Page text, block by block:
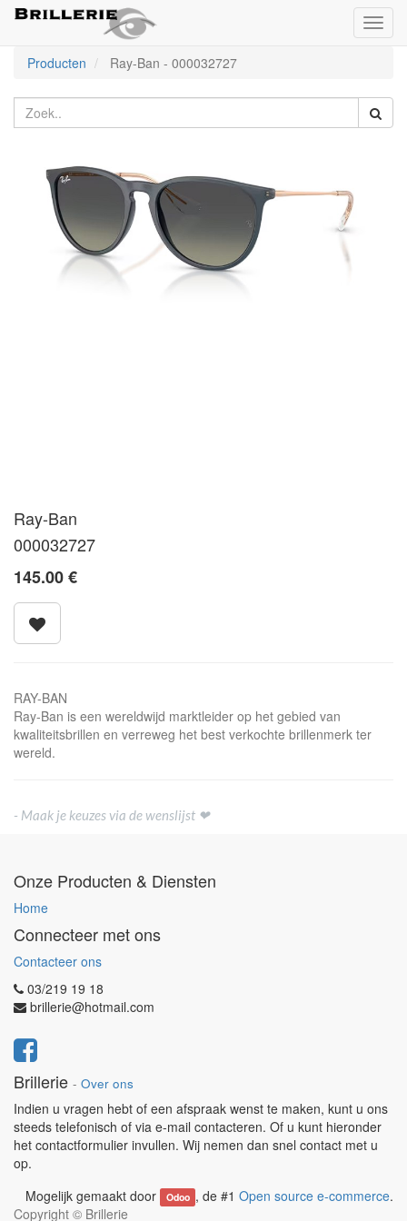
Producten
Ray-Ban - 000032727
Ray-Ban
000032727
145.00€
RAY-BAN
Ray-Ban is een wereldwijd marktleider op het gebied van
kwaliteitsbrillen en verreweg het best verkochte brillenmerk ter
wereld.
- Maak je keuzes via de wenslijst ❤
Onze Producten & Diensten
Home
Connecteer met ons
Contacteer ons
03/219 19 18
brillerie@hotmail.com
Brillerie - Over ons
Indien u vragen hebt of een afspraak wenst te maken, kunt u ons
steeds telefonisch of via e-mail contacteren. Of u kunt hieronder
het contactformulier invullen. Wij nemen dan snel contact met u
op.
Mogelijk gemaakt door Odoo , de #1 Open source e-commerce.
Copyright © Brillerie